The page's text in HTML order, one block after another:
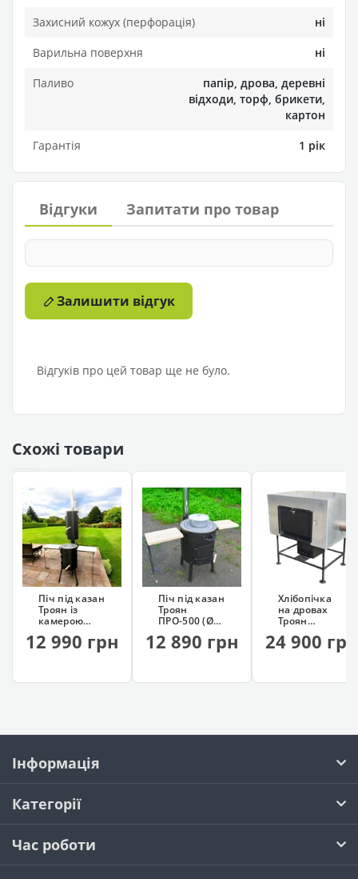
Захисний кожух (перфорація)
ні
Варильна поверхня
ні
Паливо
папір, дрова, деревні
відходи, торф, брикети,
картон
Гарантія
1 рік
Відгуки Запитати про товар
Залишити відгук
Відгуків про цей товар ще не було.
Схожі товари
Піч під казан
Троян із
камерою
12 990 грн
Піч під казан
Троян
ПРО-500 (Ø50
12 890 грн
Хлібопічка
на дровах
Троян
24 900 грн
Інформація
Категорії
Час роботи